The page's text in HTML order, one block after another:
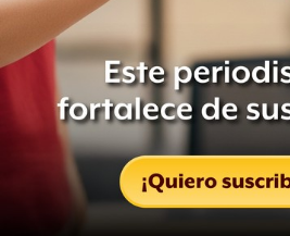
Esta confirmación oficial ocurre
de Guerrero informara este 14 de
el auto de formal prisión en
Abarcapor losdelitos de
de seis personas,en relación con
27 de septiembre.
Hasta el momento, la Procuraduría